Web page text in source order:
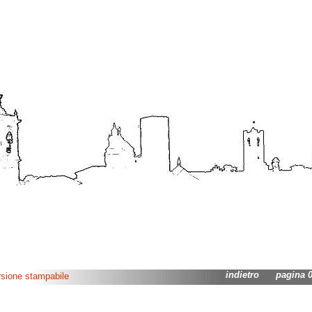
stampabile indietropagina